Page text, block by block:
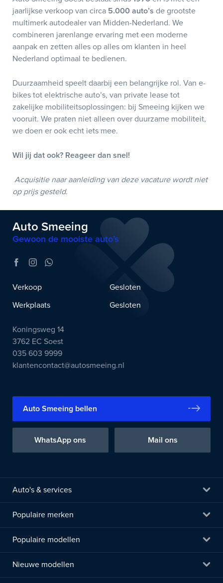
jaarlijkse verkoop van circa 5.000 auto’s de grootste
multimerk autodealer van Midden-Nederland. We
combineren jarenlange ervaring met een moderne
aanpak en zetten alles op alles om klanten in heel
Nederland optimaal te bedienen.
Duurzaamheid speelt daarbij een belangrijke rol. Van e-
bikes tot elektrische auto’s, van private lease tot
zakelijke mobiliteitsoplossingen: bij Smeeing kijken we
vooruit. We praten niet alleen over duurzame mobiliteit,
we doen er ook echt iets mee.
Wil jij dat ook? Reageer dan snel!
Acquisitie naar aanleiding van deze vacature wordt niet
op prijs gesteld.
Auto Smeeing
Gewoon de mooiste auto’s
Verkoop
Gesloten
Werkplaats
Gesloten
Koningsweg 14
3762 EC Soest
035 603 9999
klantencontact@autosmeeing.nl
Auto Smeeing bellen
WhatsApp ons Mail ons
Auto's & services
Populaire merken
Populaire modellen
Nieuwe modellen